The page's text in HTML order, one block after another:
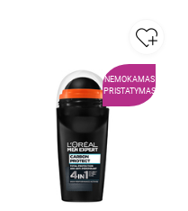
NEMOKAMAS
PRISTATYMAS